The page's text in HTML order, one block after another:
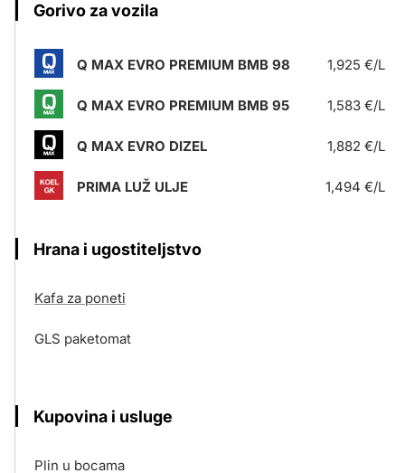
Gorivo za vozila
Q MAX EVRO PREMIUM BMB 98 1,925 €/L
Q MAX EVRO PREMIUM BMB 95 1,583 €/L
Q MAX EVRO DIZEL 1,882 €/L
PRIMA LUŽ ULJE 1,494 €/L
Hrana i ugostiteljstvo
Kafa za poneti
GLS paketomat
Kupovina i usluge
Plin u bocama